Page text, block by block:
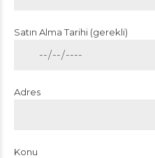
Satın Alma Tarihi (gerekli)
Adres
Konu